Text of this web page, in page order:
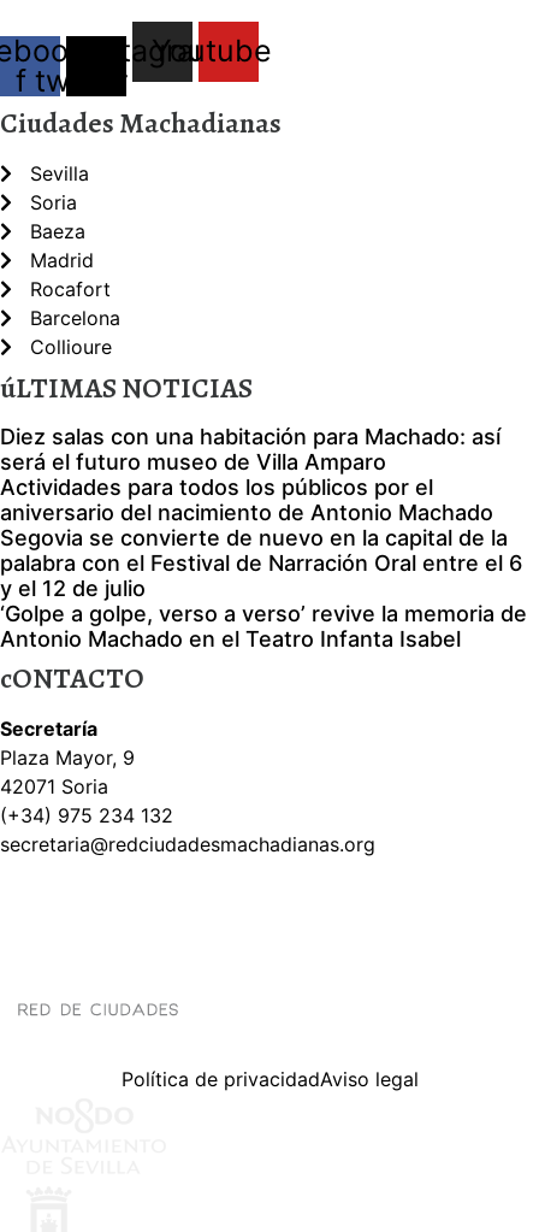
f
X-
twitter
Instagram
Youtube
Ciudades Machadianas
Sevilla
Soria
Baeza
Madrid
Rocafort
Barcelona
Collioure
úLTIMAS NOTICIAS
Diez salas con una habitación para Machado: así
será el futuro museo de Villa Amparo
Actividades para todos los públicos por el
aniversario del nacimiento de Antonio Machado
Segovia se convierte de nuevo en la capital de la
palabra con el Festival de Narración Oral entre el 6
y el 12 de julio
‘Golpe a golpe, verso a verso’ revive la memoria de
Antonio Machado en el Teatro Infanta Isabel
cONTACTO
Secretaría
Plaza Mayor, 9
42071 Soria
(+34) 975 234 132
secretaria@redciudadesmachadianas.org
Política de privacidadAviso legal